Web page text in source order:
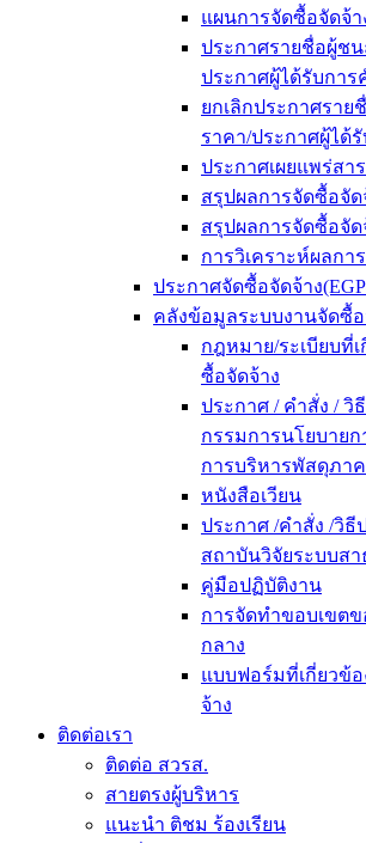
แผนการจัดซื้อจัดจ้า
ประกาศรายชื่อผู้ชน
ประกาศผู้ได้รับการ
ยกเลิกประกาศราย
ราคา/ประกาศผู้ได้
ประกาศเผยแพร่ส
สรุปผลการจัดซื้อจัด
สรุปผลการจัดซื้อจัด
การวิเคราะห์ผลกา
ประกาศจัดซื้อจัดจ้าง
คลังข้อมูลระบบงานจัดซื้อ
กฎหมาย/ระเบียบที่
ซื้อจัดจ้าง
ประกาศ / คำสั่ง /
กรรมการนโยบาย
การบริหารพัสดุภา
หนังสือเวียน
ประกาศ /คำสั่ง /วิธี
สถาบันวิจัยระบบส
คู่มือปฏิบัติงาน
การจัดทำขอบเขต
กลาง
แบบฟอร์มที่เกี่ยวข้
จ้าง
ติดต่อเรา
ติดต่อ สวรส.
สายตรงผู้บริหาร
แนะนำ ติชม ร้องเรียน